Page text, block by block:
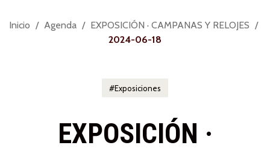
Usted
Inicio Agenda
EXPOSICIÓN · CAMPANAS Y RELOJES
2024-06-18
Exposiciones
EXPOSICIÓN ·